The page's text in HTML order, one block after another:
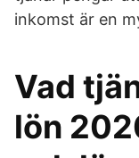
inkomst är en
Vad
lön